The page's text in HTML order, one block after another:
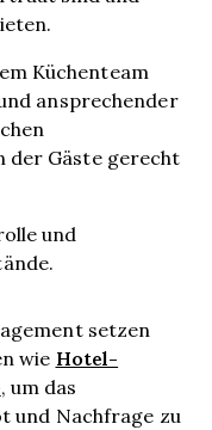
Küchenteam
ansprechender
der Gäste gerecht
und
setzen
wie Hotel-
, um das
und Nachfrage zu